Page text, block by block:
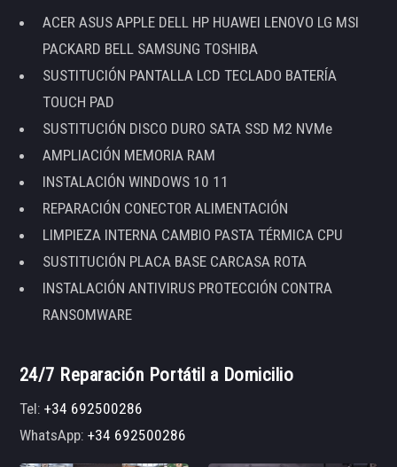
ACER ASUS APPLE DELL HP HUAWEI LENOVO LG MSI
PACKARD BELL SAMSUNG TOSHIBA
SUSTITUCIÓN PANTALLA LCD TECLADO BATERÍA
TOUCH PAD
SUSTITUCIÓN DISCO DURO SATA SSD M2 NVMe
AMPLIACIÓN MEMORIA RAM
INSTALACIÓN WINDOWS 10 11
REPARACIÓN CONECTOR ALIMENTACIÓN
LIMPIEZA INTERNA CAMBIO PASTA TÉRMICA CPU
SUSTITUCIÓN PLACA BASE CARCASA ROTA
INSTALACIÓN ANTIVIRUS PROTECCIÓN CONTRA
RANSOMWARE
24/7 Reparación Portátil a Domicilio
Tel:+34 692500286
WhatsApp:+34 692500286